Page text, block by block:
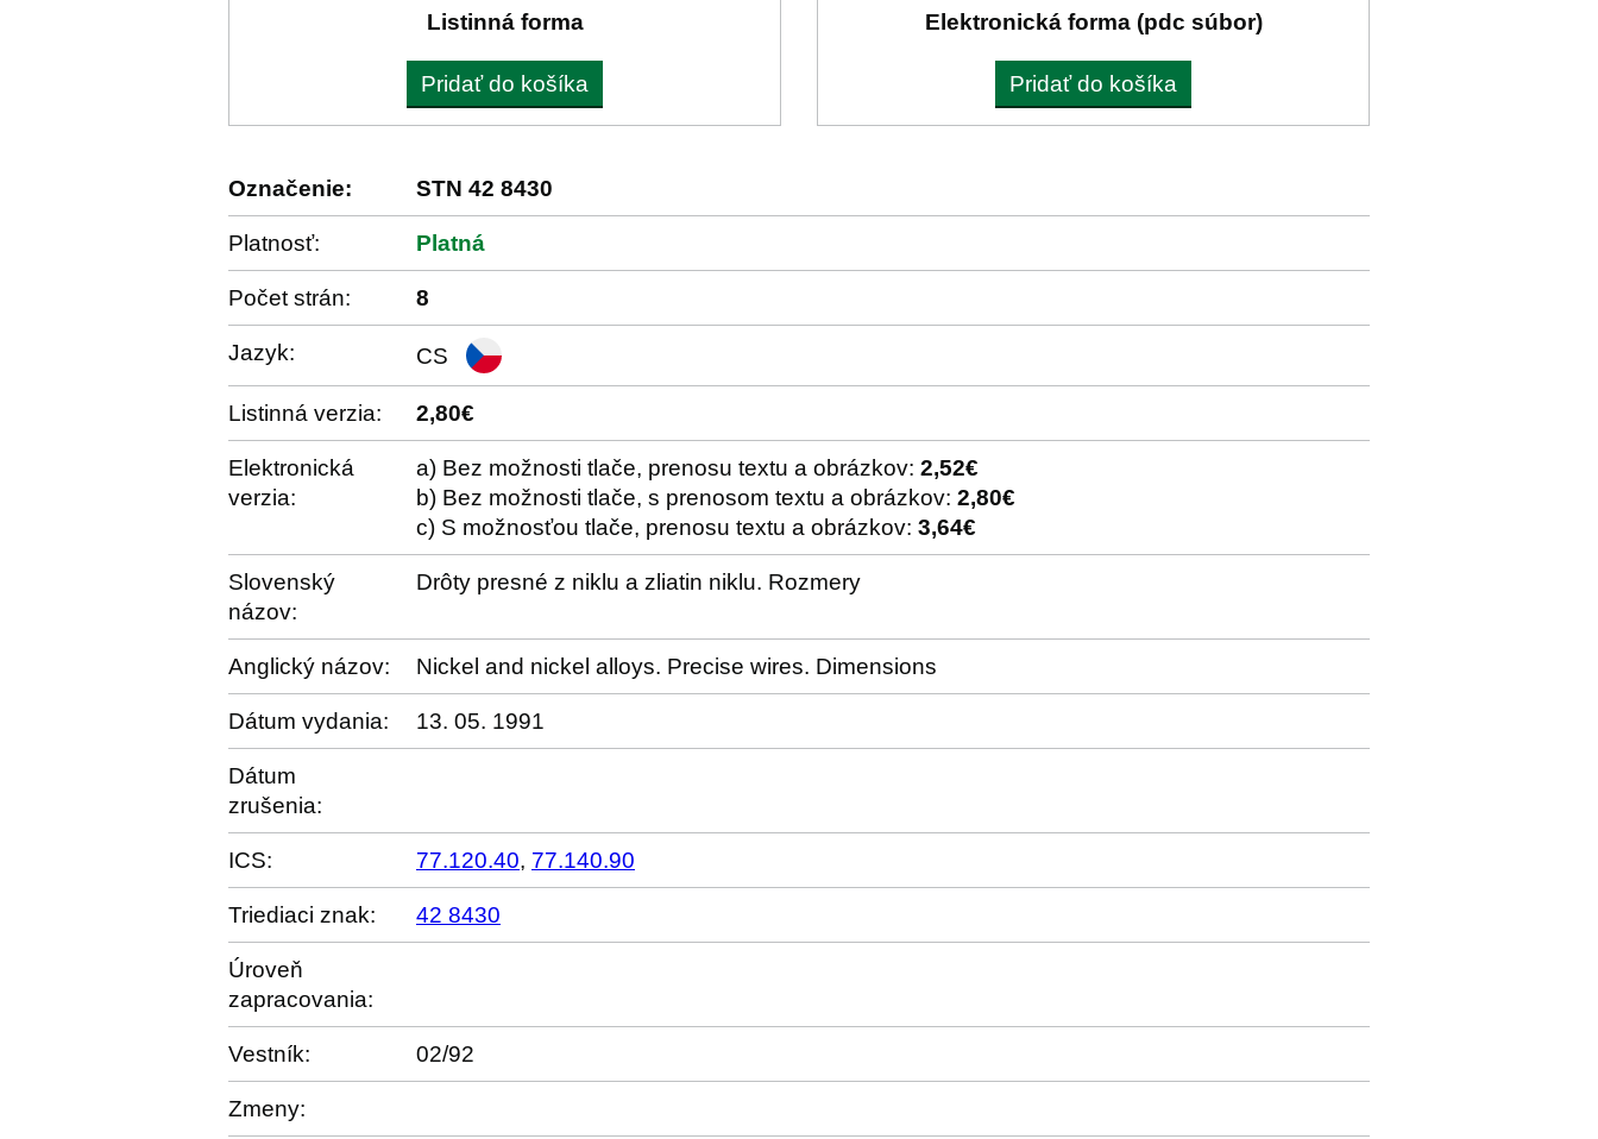
Listinná forma
Pridať do košíka
Elektronická forma (pdc súbor)
Pridať do košíka
Označenie: STN 42 8430
Platnosť: Platná
Počet strán: 8
Jazyk: CS
Listinná verzia: 2,80€
Elektronická
verzia:
a) Bez možnosti tlače, prenosu textu a obrázkov: 2,52€
b) Bez možnosti tlače, s prenosom textu a obrázkov: 2,80€
c) S možnosťou tlače, prenosu textu a obrázkov: 3,64€
Slovenský
názov:
Drôty presné z niklu a zliatin niklu. Rozmery
Anglický názov: Nickel and nickel alloys. Precise wires. Dimensions
Dátum vydania: 13. 05. 1991
Dátum
zrušenia:
ICS: 77.120.40, 77.140.90
Triediaci znak: 42 8430
Úroveň
zapracovania:
Vestník: 02/92
Zmeny: